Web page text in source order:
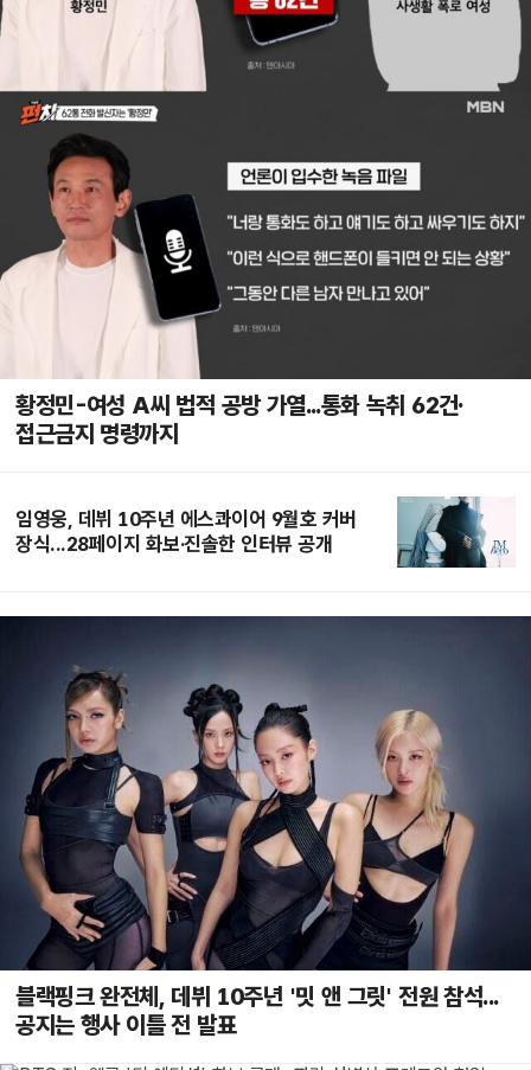
황정민-여성 A씨 법적 공방 가열...통화 녹취 62건·
접근금지 명령까지
임영웅, 데뷔 10주년 에스콰이어 9월호 커버
장식...28페이지 화보·진솔한 인터뷰 공개
블랙핑크 완전체, 데뷔 10주년 '밋 앤 그릿' 전원 참석...
공지는 행사 이틀 전 발표